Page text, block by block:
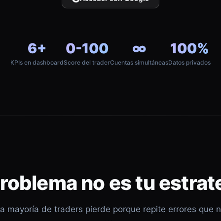
6+
KPIs en dashboard
0-100
Score del trader
∞
Cuentas simultáneas
100%
Datos privados
no es tu
mayoría de traders pierde porque repite errores que